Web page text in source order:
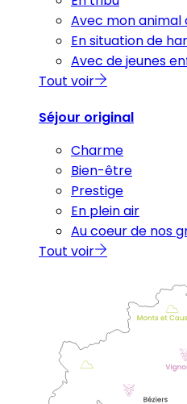
Avec mon animal
En situation de
Avec de jeunes
Tout voir
Séjour original
Charme
Bien-être
Prestige
En plein air
Au coeur de nos
Tout voir